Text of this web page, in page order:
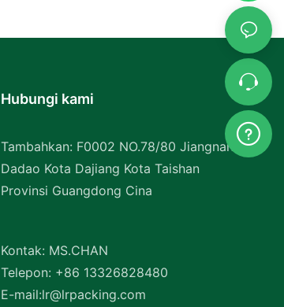
Hubungi kami
Tambahkan: F0002 NO.78/80 Jiangnan
Dadao Kota Dajiang Kota Taishan
Provinsi Guangdong Cina
Kontak: MS.CHAN
Telepon: +86 13326828480
E-mail:lr@lrpacking.com